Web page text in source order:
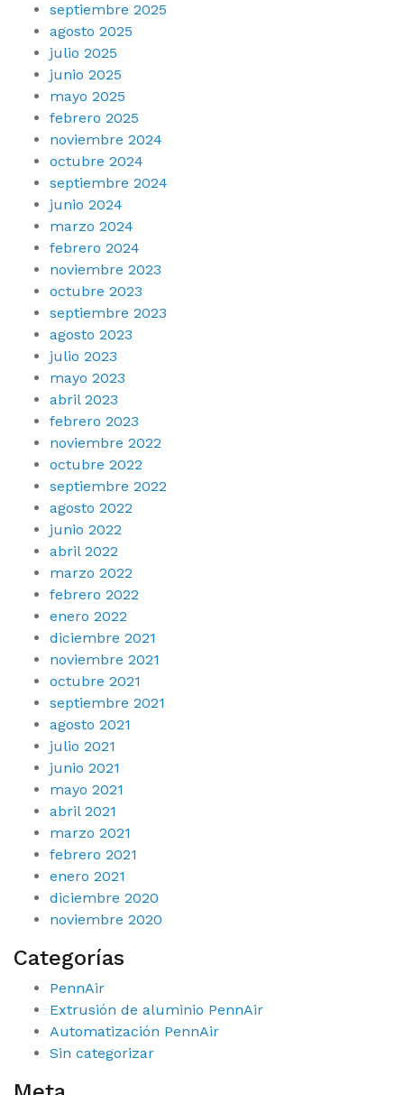
septiembre 2025
agosto 2025
julio 2025
junio 2025
mayo 2025
febrero 2025
noviembre 2024
octubre 2024
septiembre 2024
junio 2024
marzo 2024
febrero 2024
noviembre 2023
octubre 2023
septiembre 2023
agosto 2023
julio 2023
mayo 2023
abril 2023
febrero 2023
noviembre 2022
octubre 2022
septiembre 2022
agosto 2022
junio 2022
abril 2022
marzo 2022
febrero 2022
enero 2022
diciembre 2021
noviembre 2021
octubre 2021
septiembre 2021
agosto 2021
julio 2021
junio 2021
mayo 2021
abril 2021
marzo 2021
febrero 2021
enero 2021
diciembre 2020
noviembre 2020
Categorías
PennAir
Extrusión de aluminio PennAir
Automatización PennAir
Sin categorizar